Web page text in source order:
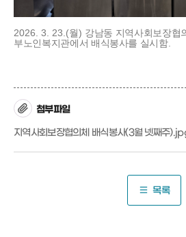
2026. 3. 23.(월) 강남동 지역사회보장협
부노인복지관에서 배식봉사를 실시함.
첨부파일
지역사회보장협의체 배식봉사(3월 넷째주
목록